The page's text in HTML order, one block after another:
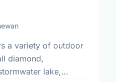
a variety of outdoor
diamond,
lake,